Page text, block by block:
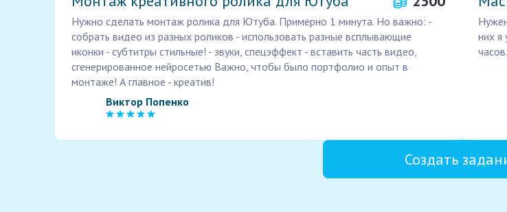
Нужно сделать монтаж ролика для Ютуба. Примерно 1 минута. Но важно: -
собрать видео из разных роликов - использовать разные всплывающие
иконки - субтитры стильные! - звуки, спецэффект - вставить часть видео,
сгенерированное нейросетью Важно, чтобы было портфолио и опыт в
монтаже! А главное - креатив!
Виктор Попенко
них я
Создать